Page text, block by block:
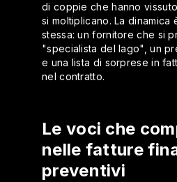
di coppie che hanno
si moltiplicano. La dinamica
stessa: un fornitore che si
"specialista del lago", un
e una lista di sorprese in
nel contratto.
Le voci che
nelle fatture
preventivi